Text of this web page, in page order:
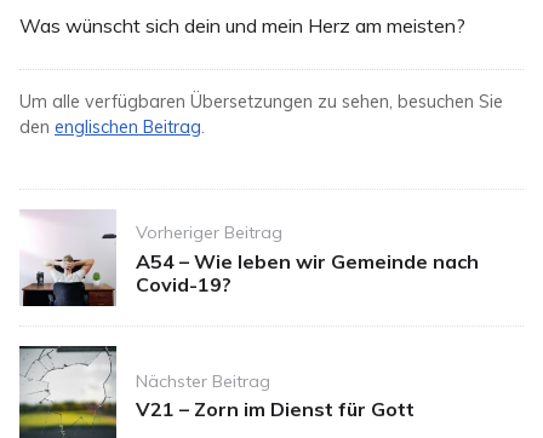
Was wünscht sich dein und mein Herz am meisten?
Um alle verfügbaren Übersetzungen zu sehen, besuchen Sie
den englischen Beitrag.
Post
navigation
Vorheriger Beitrag
A54 – Wie leben wir Gemeinde nach
Covid-19?
Nächster Beitrag
V21 – Zorn im Dienst für Gott